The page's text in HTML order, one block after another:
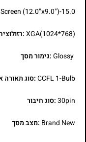
15.0-inch Screen (12.0"x9.0")
XGA(1024*768)
Glossy:גימור מסך
CCFL 1-Bulb:סוג תאורה
30pin:סוג חיבור
Brand New :מצב מסך